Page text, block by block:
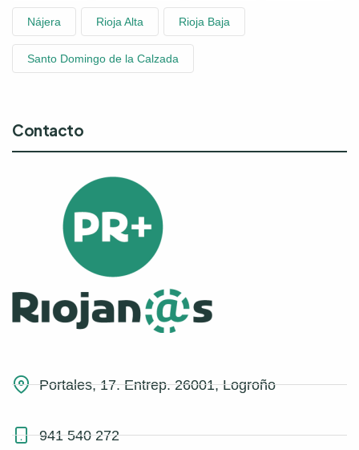
Nájera Rioja Alta Rioja Baja
Santo Domingo de la Calzada
Contacto
Portales, 17. Entrep. 26001, Logroño
941 540 272